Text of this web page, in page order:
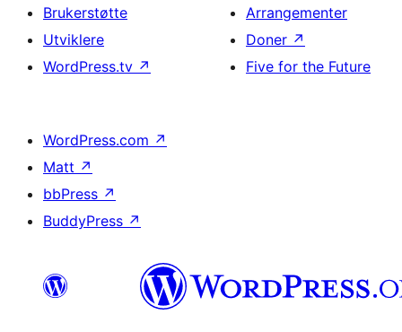
Brukerstøtte
Utviklere
WordPress.tv ↗
Arrangementer
Doner ↗
Five for the Future
WordPress.com ↗
Matt ↗
bbPress ↗
BuddyPress ↗